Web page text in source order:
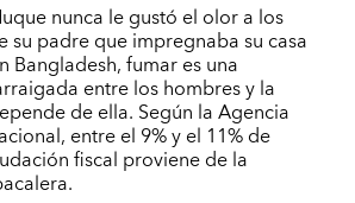
nunca le gustó el olor a los
su padre que impregnaba su casa
Bangladesh, fumar es una
entre los hombres y la
de ella. Según la Agencia
entre el 9% y el 11% de
fiscal proviene de la